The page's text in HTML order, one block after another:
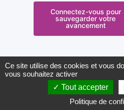
Connectez-vous pour
sauvegarder votre
avancement
2022©SESAN
Vos suggestions
Panneau de gestion des cookies
Ce site utilise des cookies et vous
vous souhaitez activer
Tout accepter
Politique de